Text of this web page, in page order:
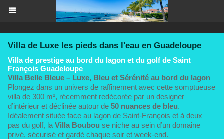
Villa de Luxe les pieds dans l'eau en Guadeloupe
Villa de prestige au bord du lagon et du golf de Saint
François Guadeloupe
Villa Belle Bleue – Luxe, Bleu et Sérénité au bord du lagon
Plongez dans un univers de raffinement avec cette somptueuse
villa de 300 m², récemment redécorée par un designer
d’intérieur et déclinée autour de 50 nuances de bleu.
Idéalement située face au lagon de Saint-François et à deux
pas du golf, la Villa Boubou se niche au sein d’un domaine
privé, sécurisé et gardé chaque soir et week-end.